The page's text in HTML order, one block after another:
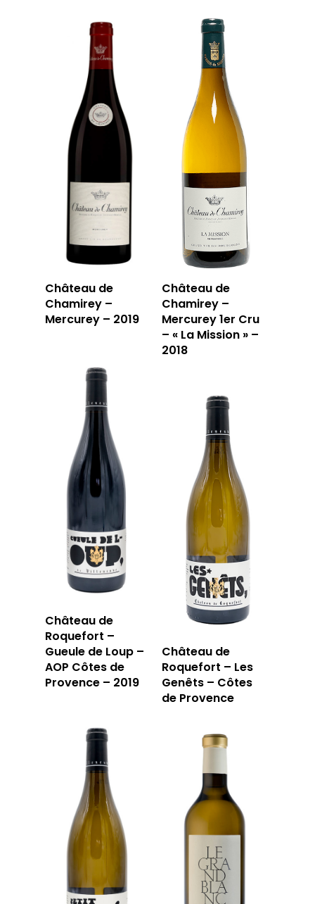
Château de
Chamirey –
Mercurey – 2019
Château de
Chamirey –
Mercurey 1er Cru
– « La Mission » –
2018
Château de
Roquefort –
Gueule de Loup –
AOP Côtes de
Provence – 2019
Château de
Roquefort – Les
Genêts – Côtes
de Provence